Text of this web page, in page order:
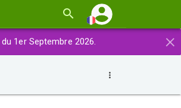
×
1er Septembre 2026.